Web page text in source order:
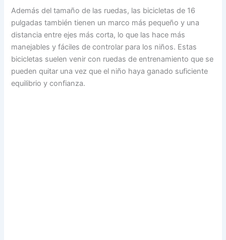
Además del tamaño de las ruedas, las bicicletas de 16
pulgadas también tienen un marco más pequeño y una
distancia entre ejes más corta, lo que las hace más
manejables y fáciles de controlar para los niños. Estas
bicicletas suelen venir con ruedas de entrenamiento que se
pueden quitar una vez que el niño haya ganado suficiente
equilibrio y confianza.